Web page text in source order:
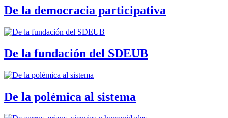
De la democracia participativa
De la fundación del SDEUB
De la polémica al sistema